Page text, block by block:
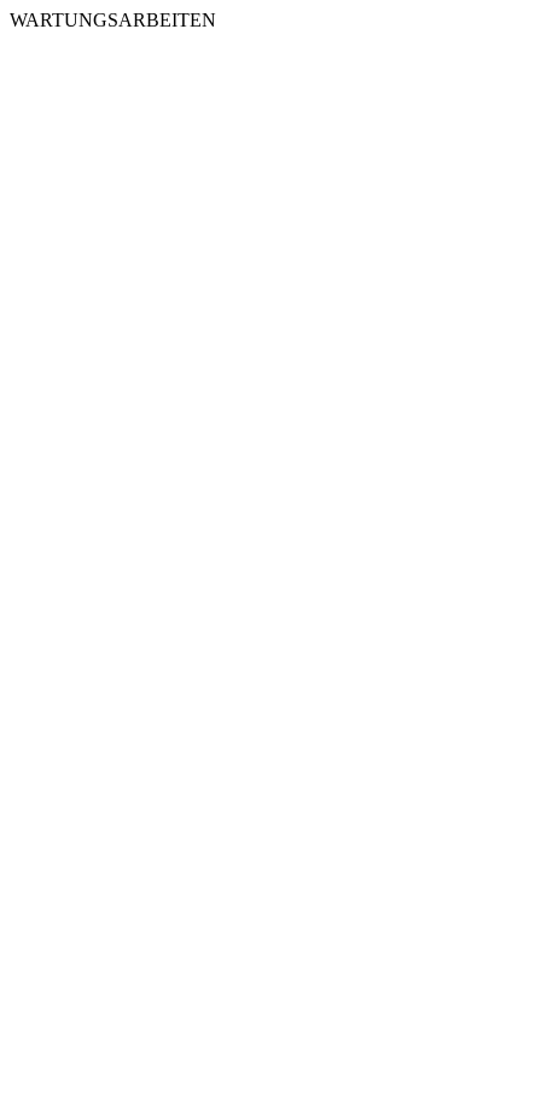
WARTUNGSARBEITEN